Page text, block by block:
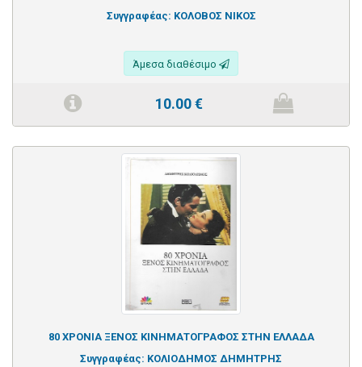
Συγγραφέας: ΚΟΛΟΒΟΣ ΝΙΚΟΣ
Άμεσα διαθέσιμο
10.00€
80 ΧΡΟΝΙΑ ΞΕΝΟΣ ΚΙΝΗΜΑΤΟΓΡΑΦΟΣ ΣΤΗΝ ΕΛΛΑΔΑ
Συγγραφέας: ΚΟΛΙΟΔΗΜΟΣ ΔΗΜΗΤΡΗΣ